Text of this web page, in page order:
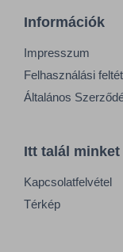
Információk
Impresszum
Felhasználási
Általános
Itt talál minket
Kapcsolatfelvétel
Térkép